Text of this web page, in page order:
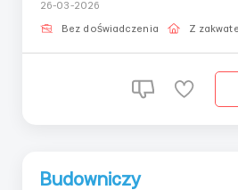
okresie próbnym do 10€/godz. 📅
Pon. - Pt. 08.00-17.00....
26-03-2026
Bez doświadczenia Z
Budowniczy